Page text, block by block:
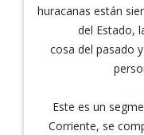
huracanas están
del Estado,
cosa del pasado
Este es un
Corriente, se